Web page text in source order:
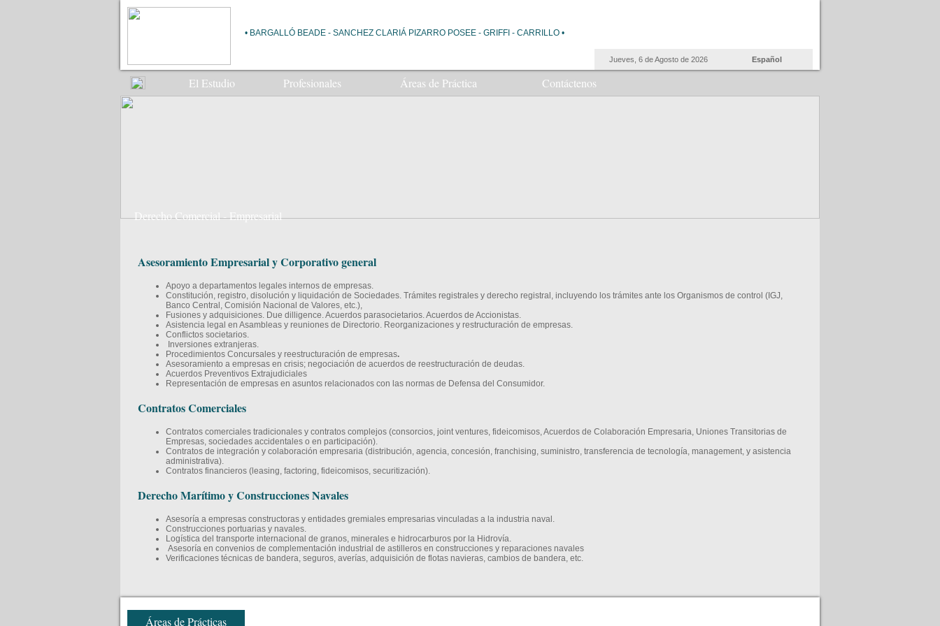
• BARGALLÓ BEADE - SANCHEZ CLARIÁ PIZARRO POSEE - GRIFFI - CARRILLO •
Jueves, 6 de Agosto de 2026 Español
El Estudio Profesionales Áreas de Práctica Contáctenos
Derecho Comercial - Empresarial
Asesoramiento Empresarial y Corporativo general
Apoyo a departamentos legales internos de empresas.
Constitución, registro, disolución y liquidación de Sociedades. Trámites registrales y derecho registral, incluyendo los trámites ante los Organismos de control (IGJ,
Banco Central, Comisión Nacional de Valores, etc.),
Fusiones y adquisiciones. Due dilligence. Acuerdos parasocietarios. Acuerdos de Accionistas.
Asistencia legal en Asambleas y reuniones de Directorio. Reorganizaciones y restructuración de empresas.
Conflictos societarios.
Inversiones extranjeras.
Procedimientos Concursales y reestructuración de empresas.
Asesoramiento a empresas en crisis; negociación de acuerdos de reestructuración de deudas.
Acuerdos Preventivos Extrajudiciales
Representación de empresas en asuntos relacionados con las normas de Defensa del Consumidor.
Contratos Comerciales
Contratos comerciales tradicionales y contratos complejos (consorcios, joint ventures, fideicomisos, Acuerdos de Colaboración Empresaria, Uniones Transitorias de
Empresas, sociedades accidentales o en participación).
Contratos de integración y colaboración empresaria (distribución, agencia, concesión, franchising, suministro, transferencia de tecnología, management, y asistencia
administrativa).
Contratos financieros (leasing, factoring, fideicomisos, securitización).
Derecho Marítimo y Construcciones Navales
Asesoría a empresas constructoras y entidades gremiales empresarias vinculadas a la industria naval.
Construcciones portuarias y navales.
Logística del transporte internacional de granos, minerales e hidrocarburos por la Hidrovía.
Asesoría en convenios de complementación industrial de astilleros en construcciones y reparaciones navales
Verificaciones técnicas de bandera, seguros, averías, adquisición de flotas navieras, cambios de bandera, etc.
Áreas de Prácticas